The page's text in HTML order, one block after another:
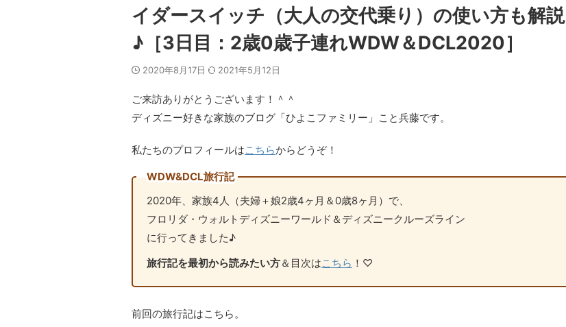
イダースイッチ（大人の交代乗り）の使い方も解説
♪［3日目：2歳0歳子連れWDW＆DCL2020］
2020年8月17日 2021年5月12日
ご来訪ありがとうございます！＾＾
ディズニー好きな家族のブログ「ひよこファミリー」こと兵藤です。
私たちのプロフィールはこちらからどうぞ！
WDW&DCL旅行記
2020年、家族4人（夫婦＋娘2歳4ヶ月＆0歳8ヶ月）で、
フロリダ・ウォルトディズニーワールド＆ディズニークルーズライン
に行ってきました♪
旅行記を最初から読みたい方＆目次はこちら ！♡
前回の旅行記はこちら。